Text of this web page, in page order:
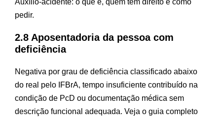
Auxílio-acidente: o que é, quem tem direito e como
pedir.
2.8 Aposentadoria da pessoa com
deficiência
Negativa por grau de deficiência classificado abaixo
do real pelo IFBrA, tempo insuficiente contribuído na
condição de PcD ou documentação médica sem
descrição funcional adequada. Veja o guia completo